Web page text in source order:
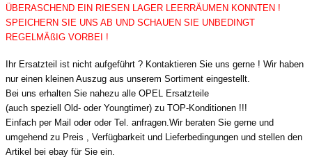
ÜBERASCHEND EIN RIESEN LAGER LEERRÄUMEN KONNTEN !
SPEICHERN SIE UNS AB UND SCHAUEN SIE UNBEDINGT
REGELMÄßIG VORBEI !
Ihr Ersatzteil ist nicht aufgeführt ? Kontaktieren Sie uns gerne ! Wir haben
nur einen kleinen Auszug aus unserem Sortiment eingestellt.
Bei uns erhalten Sie nahezu alle OPEL Ersatzteile
(auch speziell Old- oder Youngtimer) zu TOP-Konditionen !!!
Einfach per Mail oder oder Tel. anfragen.Wir beraten Sie gerne und
umgehend zu Preis , Verfügbarkeit und Lieferbedingungen und stellen den
Artikel bei ebay für Sie ein.